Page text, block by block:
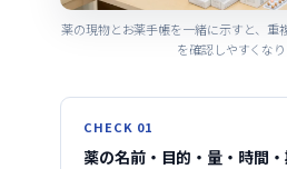
薬の現物とお薬手帳を一緒に示すと、重
を確認しやすくなり
CHECK 01
薬の名前・目的・量・時間